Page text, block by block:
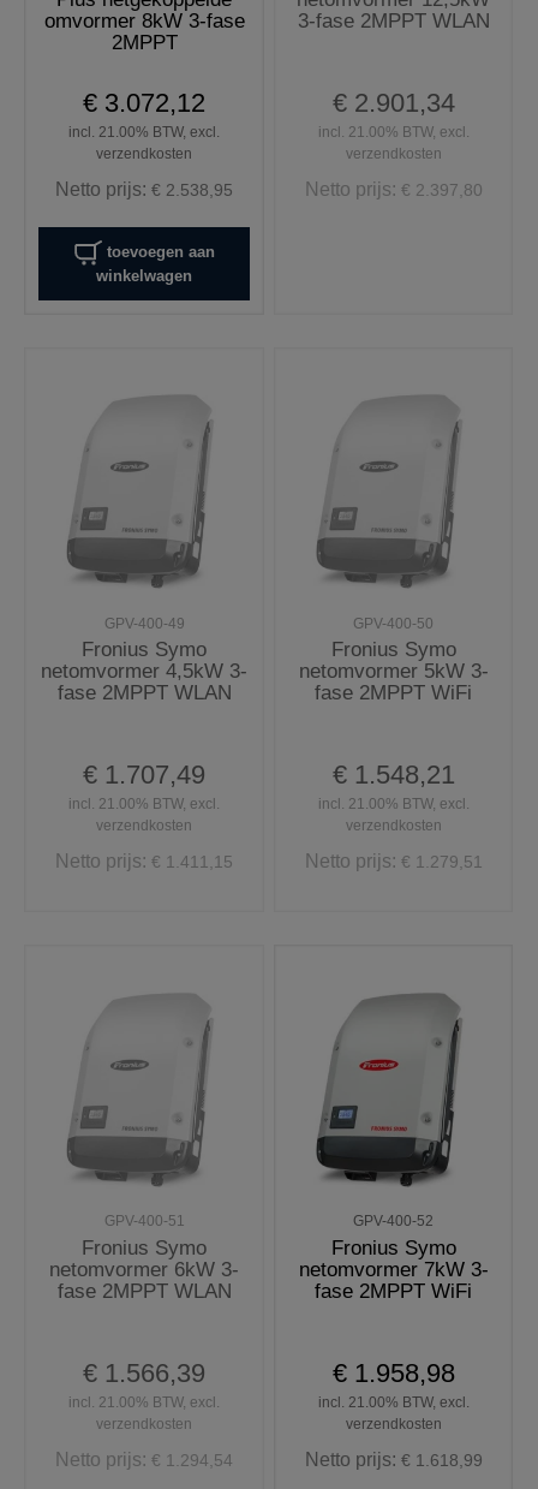
omvormer 8kW 3-fase
2MPPT
€ 3.072,12
incl. 21.00% BTW, excl.
verzendkosten
Netto prijs:€ 2.538,95
toevoegen aan
winkelwagen
3-fase 2MPPT WLAN
€ 2.901,34
incl. 21.00% BTW, excl.
verzendkosten
Netto prijs: € 2.397,80
GPV-400-49
Fronius Symo
netomvormer 4,5kW 3-
fase 2MPPT WLAN
€ 1.707,49
incl. 21.00% BTW, excl.
verzendkosten
Netto prijs:€ 1.411,15
GPV-400-50
Fronius Symo
netomvormer 5kW 3-
fase 2MPPT WiFi
€ 1.548,21
incl. 21.00% BTW, excl.
verzendkosten
Netto prijs: € 1.279,51
GPV-400-51
Fronius Symo
netomvormer 6kW 3-
fase 2MPPT WLAN
€ 1.566,39
incl. 21.00% BTW, excl.
verzendkosten
Netto prijs:€ 1.294,54
GPV-400-52
Fronius Symo
netomvormer 7kW 3-
fase 2MPPT WiFi
€ 1.958,98
incl. 21.00% BTW, excl.
verzendkosten
Netto prijs: € 1.618,99